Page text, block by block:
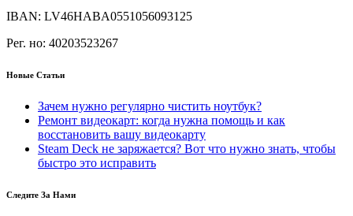
IBAN: LV46HABA0551056093125
Рег. но: 40203523267
Новые Статьи
Зачем нужно регулярно чистить ноутбук?
Ремонт видеокарт: когда нужна помощь и как
восстановить вашу видеокарту
Steam Deck не заряжается? Вот что нужно знать, чтобы
быстро это исправить
Следите За Нами